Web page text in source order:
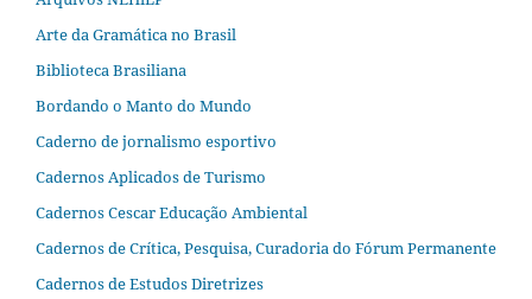
Arte da Gramática no Brasil
Biblioteca Brasiliana
Bordando o Manto do Mundo
Caderno de jornalismo esportivo
Cadernos Aplicados de Turismo
Cadernos Cescar Educação Ambiental
Cadernos de Crítica, Pesquisa, Curadoria do Fórum Permanente
Cadernos de Estudos Diretrizes